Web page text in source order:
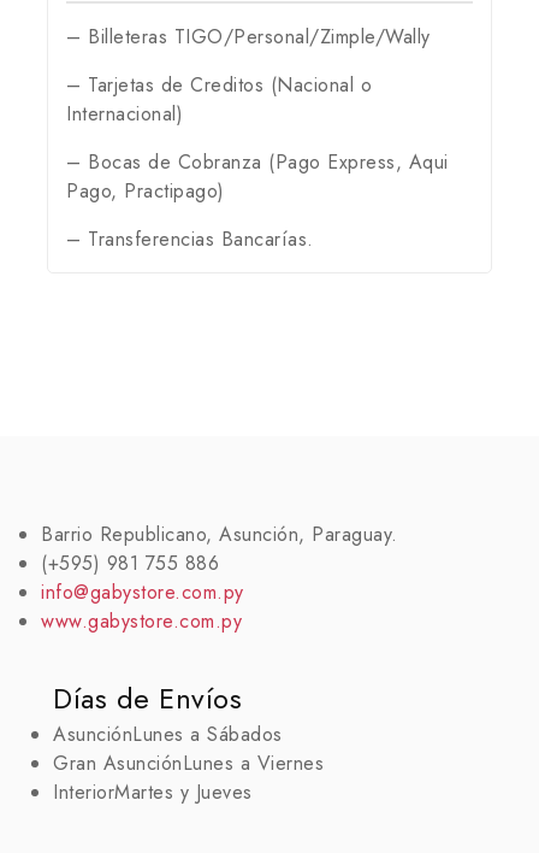
– Billeteras TIGO/Personal/Zimple/Wally
– Tarjetas de Creditos (Nacional o
Internacional)
– Bocas de Cobranza (Pago Express, Aqui
Pago, Practipago)
– Transferencias Bancarías.
Barrio Republicano, Asunción, Paraguay.
(+595) 981 755 886
info@gabystore.com.py
www.gabystore.com.py
Días de Envíos
AsunciónLunes a Sábados
Gran AsunciónLunes a Viernes
InteriorMartes y Jueves